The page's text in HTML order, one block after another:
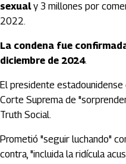
sexualy 3 millones por
2022.
La condena fue
diciembre de 2024.
El presidente
Corte Suprema de
Truth Social.
Prometió "seguir luchando"
contra, "incluida la ridícula